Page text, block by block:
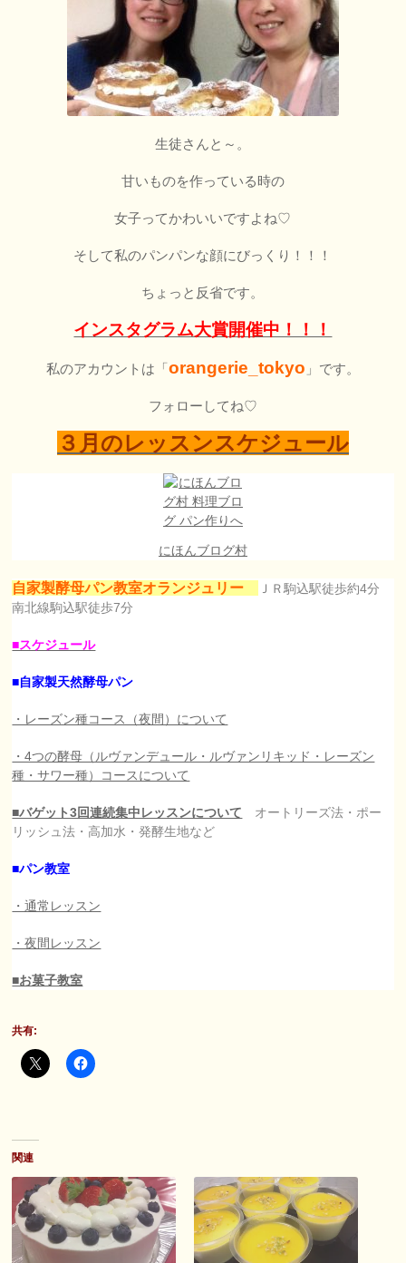
生徒さんと～。
甘いものを作っている時の
女子ってかわいいですよね♡
そして私のパンパンな顔にびっくり！！！
ちょっと反省です。
インスタグラム大賞開催中！！！
私のアカウントは「orangerie_tokyo 」です。
フォローしてね♡
３月のレッスンスケジュール
にほんブログ村
自家製酵母パン教室オランジュリー
ＪＲ駒込駅徒歩約4分
南北線駒込駅徒歩7分
■スケジュール
■自家製天然酵母パン
・レーズン種コース（夜間）について
・4つの酵母（ルヴァンデュール・ルヴァンリキッド・レーズン
種・サワー種）コースについて
■バゲット3回連続集中レッスンについて
オートリーズ法・ポー
リッシュ法・高加水・発酵生地など
■パン教室
・通常レッスン
・夜間レッスン
■お菓子教室
共有:
関連